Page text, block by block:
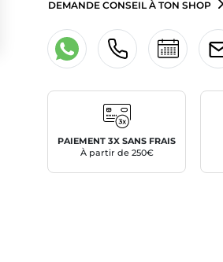
DEMANDE CONSEIL À TON SHOP
PAIEMENT 3X SANS FRAIS
À partir de 250€